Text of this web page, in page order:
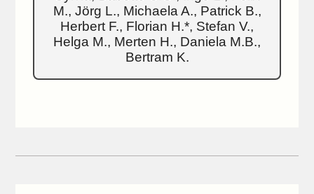
M., Jörg L., Michaela A., Patrick B.,
Herbert F., Florian H.*, Stefan V.,
Helga M., Merten H., Daniela M.B.,
Bertram K.